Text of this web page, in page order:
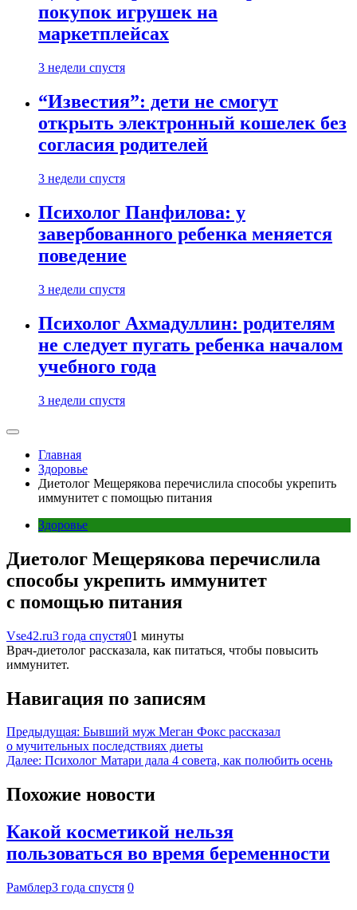
покупок игрушек на
маркетплейсах
3 недели спустя
“Известия”: дети не смогут
открыть электронный кошелек без
согласия родителей
3 недели спустя
Психолог Панфилова: у
завербованного ребенка меняется
поведение
3 недели спустя
Психолог Ахмадуллин: родителям
не следует пугать ребенка началом
учебного года
3 недели спустя
Главная
Здоровье
Диетолог Мещерякова перечислила способы укрепить
иммунитет с помощью питания
Здоровье
Диетолог Мещерякова перечислила
способы укрепить иммунитет
с помощью питания
Vse42.ru3 года спустя01 минуты
Врач-диетолог рассказала, как питаться, чтобы повысить
иммунитет.
Навигация по записям
Предыдущая: Бывший муж Меган Фокс рассказал
о мучительных последствиях диеты
Далее: Психолог Матари дала 4 совета, как полюбить осень
Похожие новости
Какой косметикой нельзя
пользоваться во время беременности
Рамблер3 года спустя 0